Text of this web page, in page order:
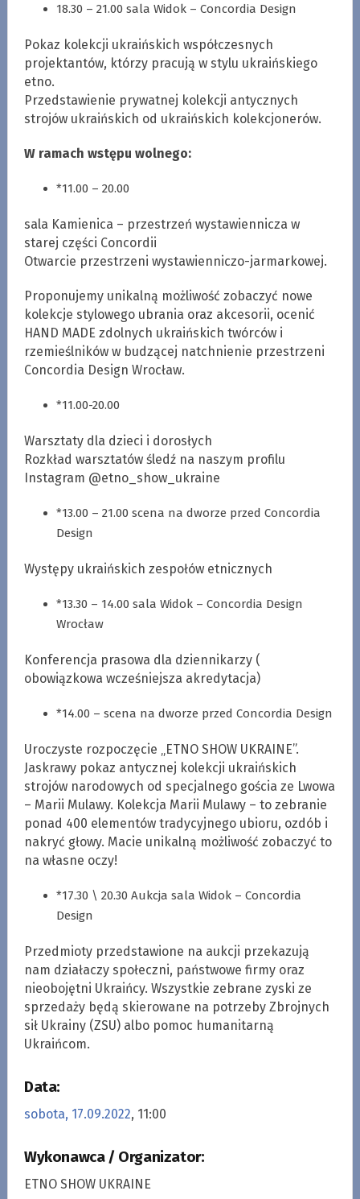
18.30 – 21.00 sala Widok – Concordia Design
Pokaz kolekcji ukraińskich współczesnych
projektantów, którzy pracują w stylu ukraińskiego
etno.
Przedstawienie prywatnej kolekcji antycznych
strojów ukraińskich od ukraińskich kolekcjonerów.
W ramach wstępu wolnego:
*11.00 – 20.00
sala Kamienica – przestrzeń wystawiennicza w
starej części Concordii
Otwarcie przestrzeni wystawienniczo-jarmarkowej.
Proponujemy unikalną możliwość zobaczyć nowe
kolekcje stylowego ubrania oraz akcesorii, ocenić
HAND MADE zdolnych ukraińskich twórców i
rzemieślników w budzącej natchnienie przestrzeni
Concordia Design Wrocław.
*11.00-20.00
Warsztaty dla dzieci i dorosłych
Rozkład warsztatów śledź na naszym profilu
Instagram @etno_show_ukraine
*13.00 – 21.00 scena na dworze przed Concordia
Design
Występy ukraińskich zespołów etnicznych
*13.30 – 14.00 sala Widok – Concordia Design
Wrocław
Konferencja prasowa dla dziennikarzy (
obowiązkowa wcześniejsza akredytacja)
*14.00 – scena na dworze przed Concordia Design
Uroczyste rozpoczęcie „ETNO SHOW UKRAINE”.
Jaskrawy pokaz antycznej kolekcji ukraińskich
strojów narodowych od specjalnego gościa ze Lwowa
– Marii Mulawy. Kolekcja Marii Mulawy – to zebranie
ponad 400 elementów tradycyjnego ubioru, ozdób i
nakryć głowy. Macie unikalną możliwość zobaczyć to
na własne oczy!
*17.30 \ 20.30 Aukcja sala Widok – Concordia
Design
Przedmioty przedstawione na aukcji przekazują
nam działaczy społeczni, państwowe firmy oraz
nieobojętni Ukraińcy. Wszystkie zebrane zyski ze
sprzedaży będą skierowane na potrzeby Zbrojnych
sił Ukrainy (ZSU) albo pomoc humanitarną
Ukraińcom.
Data:
sobota, 17.09.2022, 11:00
Wykonawca / Organizator:
ETNO SHOW UKRAINE